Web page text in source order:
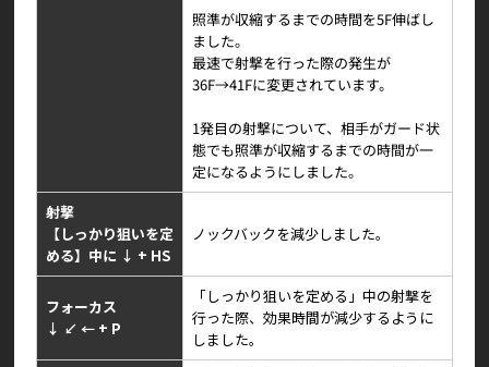
照準が収縮するまでの時間を5F伸ばし
ました。
最速で射撃を行った際の発生が
36F→41Fに変更されています。
1発目の射撃について、相手がガード状
態でも照準が収縮するまでの時間が一
定になるようにしました。
射撃
【しっかり狙いを定
める】中に ↓ + HS
ノックバックを減少しました。
フォーカス
↓ ↙ ← + P
「しっかり狙いを定める」中の射撃を
行った際、効果時間が減少するように
しました。